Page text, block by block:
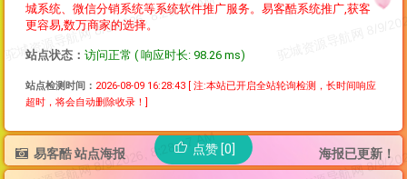
城系统、微信分销系统等系统软件推广服务。易客酷系统推广,获客
更容易,数万商家的选择。
站点状态： 访问正常 ( 响应时长: 98.26 ms)
站点检测时间： 2026-08-09 16:28:43 [ 注:本站已开启全站轮询检测，长时间响应
超时，将会自动删除收录！]
易客酷 站点海报 海报已更新！
点赞 [0]